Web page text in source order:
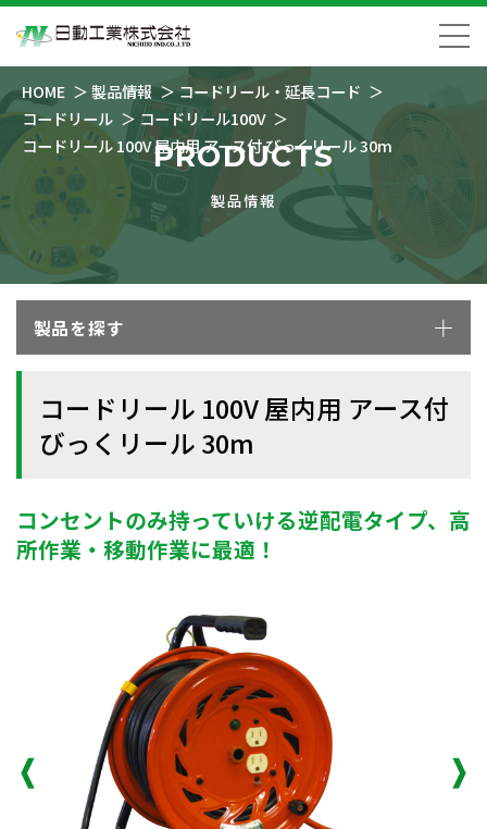
HOME 製品情報
コードリール・延長コード
コードリール
コードリール100V
コードリール 100V 屋内用 アース付 びっくリール 30m
PRODUCTS
製品情報
製品を探す
コードリール 100V 屋内用 アース付
びっくリール 30m
コンセントのみ持っていける逆配電タイプ、高
所作業・移動作業に最適！